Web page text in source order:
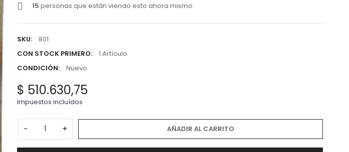
15 personas que están viendo esto ahora mismo
SKU:
801
CON STOCK PRIMERO:
1 Artículo
CONDICIÓN:
Nuevo
$ 510.630,75
Impuestos incluídos
− + AÑADIR AL CARRITO